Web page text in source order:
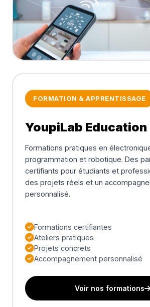
FORMATION & APPRENTISSAGE
YoupiLab Education
Formations pratiques en
programmation et robotique. Des
certifiants pour étudiants et
des projets réels et un
personnalisé.
Formations certifiantes
Ateliers pratiques
Projets concrets
Accompagnement personnalisé
Voir nos formations